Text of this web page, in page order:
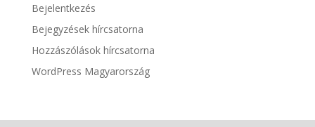
Bejelentkezés
Bejegyzések hírcsatorna
Hozzászólások hírcsatorna
WordPress Magyarország